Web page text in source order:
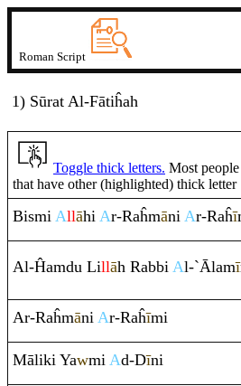
Roman Script
1) Sūrat Al-Fātiĥah
Toggle thick letters. Most
that have other (highlighted) thick letter
Bismi Allāhi Ar-Raĥmāni Ar-Raĥī
Al-Ĥamdu Lillāh Rabbi Al-`Ālamī
Ar-Raĥmāni Ar-Raĥīmi
Māliki Yawmi Ad-Dīni